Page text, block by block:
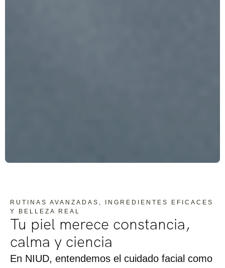
RUTINAS AVANZADAS, INGREDIENTES EFICACES
Y BELLEZA REAL
Tu piel merece constancia,
calma y ciencia
En NIUD, entendemos el cuidado facial como